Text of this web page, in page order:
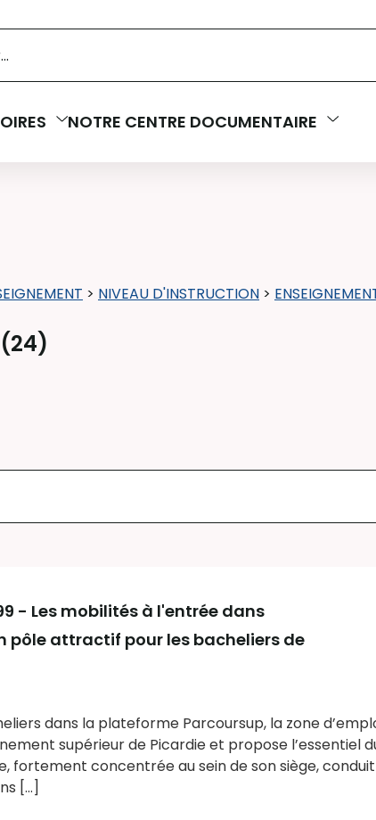
NOTRE CENTRE DOCUMENTAIRE
> NIVEAU D'INSTRUCTION >
24)
- Les mobilités à l'entrée dans
pôle attractif pour les bacheliers de
dans la plateforme Parcoursup, la zone
supérieur de Picardie et propose l’essentiel
fortement concentrée au sein de son siège, conduit
[...]